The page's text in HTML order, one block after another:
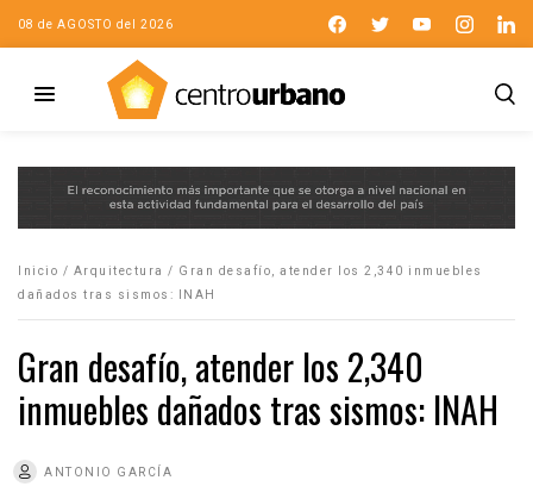
08 de AGOSTO del 2026
Inicio / Arquitectura / Gran desafío, atender los 2,340 inmuebles
dañados tras sismos: INAH
Gran desafío, atender los 2,340
inmuebles dañados tras sismos: INAH
ANTONIO GARCÍA